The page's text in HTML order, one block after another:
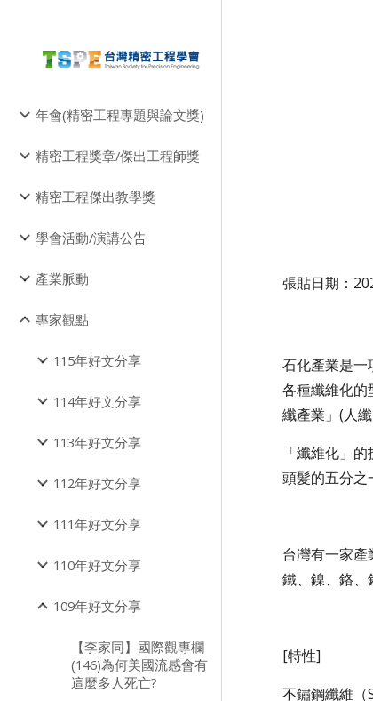
年會(精密工程專題與論文獎)
精密工程獎章/傑出工程師獎
精密工程傑出教學獎
學會活動/演講公告
產業脈動
專家觀點
115年好文分享
114年好文分享
113年好文分享
112年好文分享
111年好文分享
110年好文分享
109年好文分享
【李家同】國際觀專欄
(146)為何美國流感會有
這麼多人死亡?
張貼日期：
石化產業是
各種纖維化的
纖產業」(人
「纖維化」
頭髮的五分之
台灣有一家產
鐵、鎳、鉻、
[特性]
不鏽鋼纖維